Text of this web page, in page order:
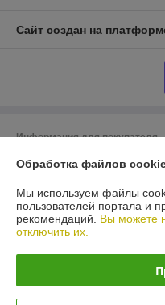
Сайт создан на
Информация для покупателя
Юридическое лицо:ООО
Регистрационный номер ЕГР:
УНП: 192328161
Регистрационный орган:
Дата регистрации компании:
Обработка файлов
Мы используем файлы
пользователей портала и
рекомендаций. Вы можете
отключить их.